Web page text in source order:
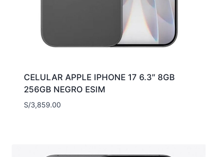
CELULAR APPLE IPHONE 17 6.3″ 8GB
256GB NEGRO ESIM
S/3,859.00